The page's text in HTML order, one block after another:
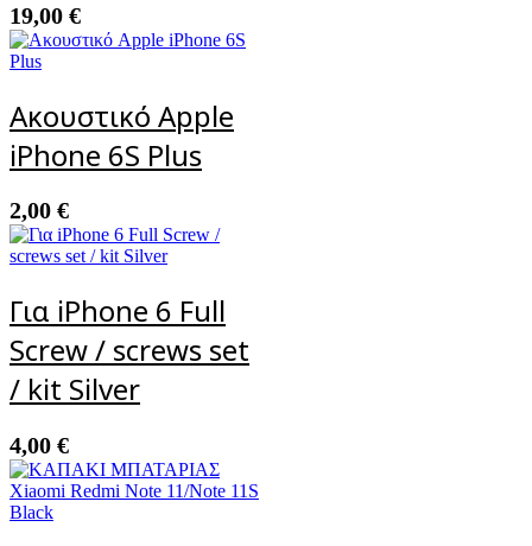
19,00 €
Ακουστικό Apple
iPhone 6S Plus
2,00 €
Για iPhone 6 Full
Screw / screws set
/ kit Silver
4,00 €